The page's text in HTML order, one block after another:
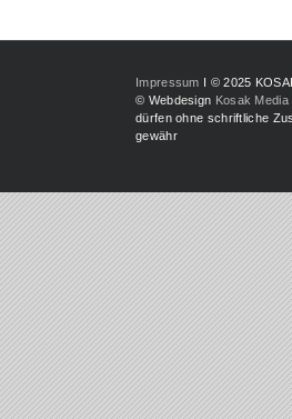
Impressum I © 2025
© Webdesign Kosak Media
dürfen ohne schriftliche
gewähr